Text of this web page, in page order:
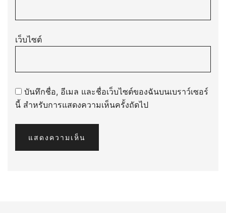
เว็บไซต์
บันทึกชื่อ, อีเมล และชื่อเว็บไซต์ของฉันบนเบราว์เซอร์
นี้ สำหรับการแสดงความเห็นครั้งถัดไป